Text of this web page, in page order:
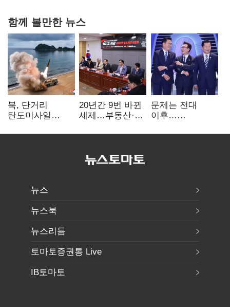
함께 볼만한 뉴스
북, 단거리
탄도미사일
"즉각 중단 촉구"
20년간 9번 바뀐
세제…부동산·
건드렸다
문제는 전대
이후…
뒤집힐 땐
뉴스
뉴스북
뉴스리듬
토마토증권통 Live
IB토마토